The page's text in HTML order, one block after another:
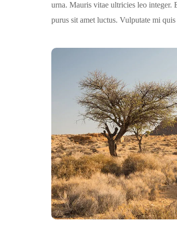
urna. Mauris vitae ultricies leo integer.
purus sit amet luctus. Vulputate mi